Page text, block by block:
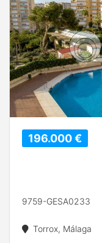
196.000 €
9759-GESA0233
Torrox, Málaga